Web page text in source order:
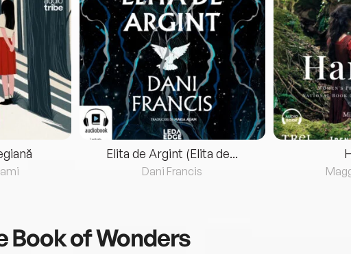
Elita de Argint (Elita de...
Dani Francis
Book of Wonders